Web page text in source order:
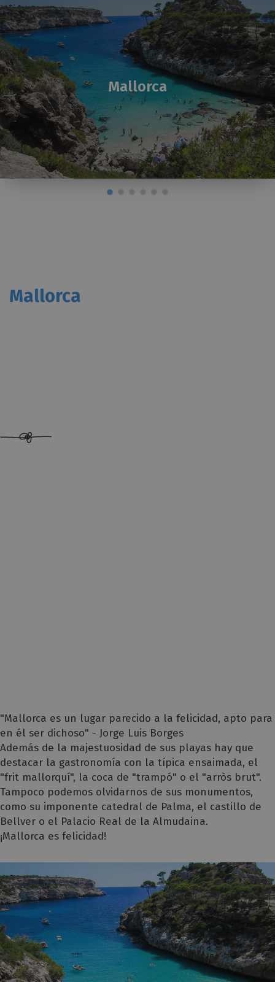
Mallorca
Mallorca
"Mallorca es un lugar parecido a la felicidad, apto para
en él ser dichoso" - Jorge Luis Borges
Además de la majestuosidad de sus playas hay que
destacar la gastronomía con la típica ensaimada, el
"frit mallorquí", la coca de "trampó" o el "arròs brut".
Tampoco podemos olvidarnos de sus monumentos,
como su imponente catedral de Palma, el castillo de
Bellver o el Palacio Real de la Almudaina.
¡Mallorca es felicidad!